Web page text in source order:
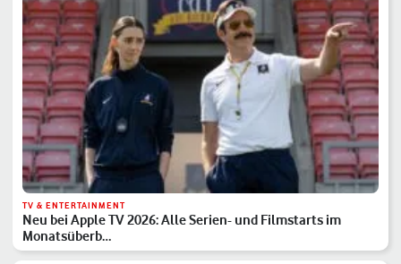
TV & ENTERTAINMENT
Neu bei Apple TV 2026: Alle Serien- und Filmstarts im
Monatsüberb…